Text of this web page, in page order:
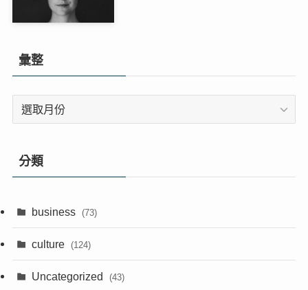
彙整
彙
分類
business (73)
culture (124)
Uncategorized (43)